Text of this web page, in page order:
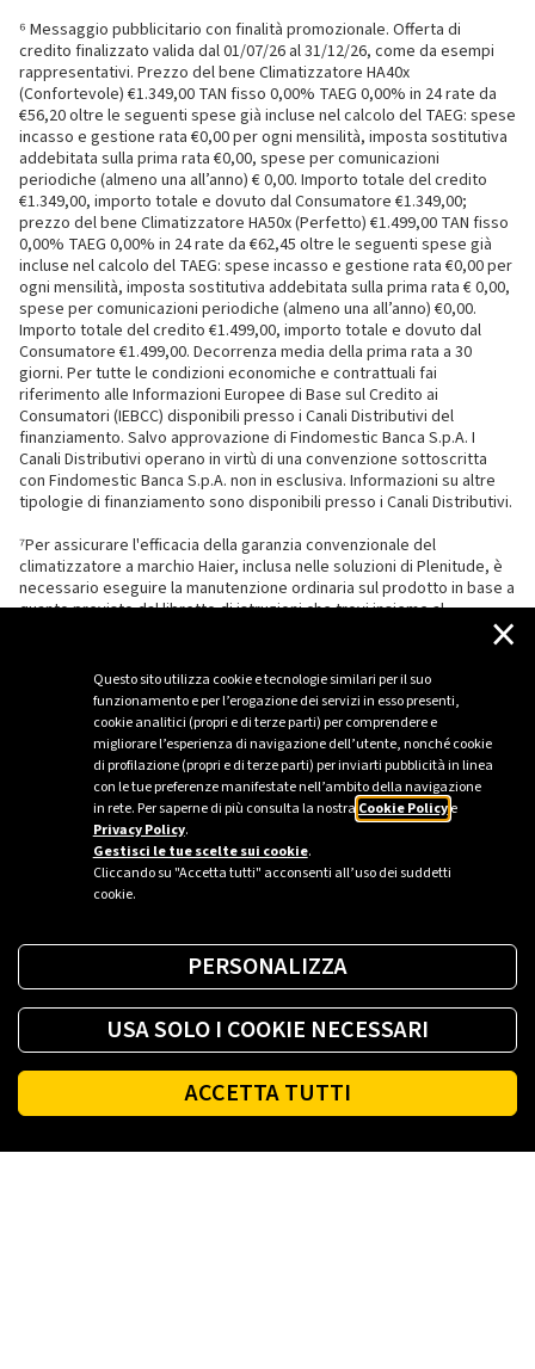
Questo sito utilizza cookie e tecnologie similari per il suo
funzionamento e per l’erogazione dei servizi in esso presenti,
cookie analitici (propri e di terze parti) per comprendere e
migliorare l’esperienza di navigazione dell’utente, nonché cookie
di profilazione (propri e di terze parti) per inviarti pubblicità in linea
con le tue preferenze manifestate nell’ambito della navigazione
in rete. Per saperne di più consulta la nostra Cookie Policye
Privacy Policy.
Gestisci le tue scelte sui cookie.
Cliccando su "Accetta tutti" acconsenti all’uso dei suddetti
cookie.
×
PERSONALIZZA
USA SOLO I COOKIE NECESSARI
ACCETTA TUTTI
⁶ Messaggio pubblicitario con finalità promozionale. Offerta di
credito finalizzato valida dal 01/07/26 al 31/12/26, come da esempi
rappresentativi. Prezzo del bene Climatizzatore HA40x
(Confortevole) €1.349,00 TAN fisso 0,00% TAEG 0,00% in 24 rate da
€56,20 oltre le seguenti spese già incluse nel calcolo del TAEG: spese
incasso e gestione rata €0,00 per ogni mensilità, imposta sostitutiva
addebitata sulla prima rata €0,00, spese per comunicazioni
periodiche (almeno una all’anno) € 0,00. Importo totale del credito
€1.349,00, importo totale e dovuto dal Consumatore €1.349,00;
prezzo del bene Climatizzatore HA50x (Perfetto) €1.499,00 TAN fisso
0,00% TAEG 0,00% in 24 rate da €62,45 oltre le seguenti spese già
incluse nel calcolo del TAEG: spese incasso e gestione rata €0,00 per
ogni mensilità, imposta sostitutiva addebitata sulla prima rata € 0,00,
spese per comunicazioni periodiche (almeno una all’anno) €0,00.
Importo totale del credito €1.499,00, importo totale e dovuto dal
Consumatore €1.499,00. Decorrenza media della prima rata a 30
giorni. Per tutte le condizioni economiche e contrattuali fai
riferimento alle Informazioni Europee di Base sul Credito ai
Consumatori (IEBCC) disponibili presso i Canali Distributivi del
finanziamento. Salvo approvazione di Findomestic Banca S.p.A. I
Canali Distributivi operano in virtù di una convenzione sottoscritta
con Findomestic Banca S.p.A. non in esclusiva. Informazioni su altre
tipologie di finanziamento sono disponibili presso i Canali Distributivi.
⁷Per assicurare l'efficacia della garanzia convenzionale del
climatizzatore a marchio Haier, inclusa nelle soluzioni di Plenitude, è
necessario eseguire la manutenzione ordinaria sul prodotto in base a
quanto previsto dal libretto di istruzioni che trovi insieme al